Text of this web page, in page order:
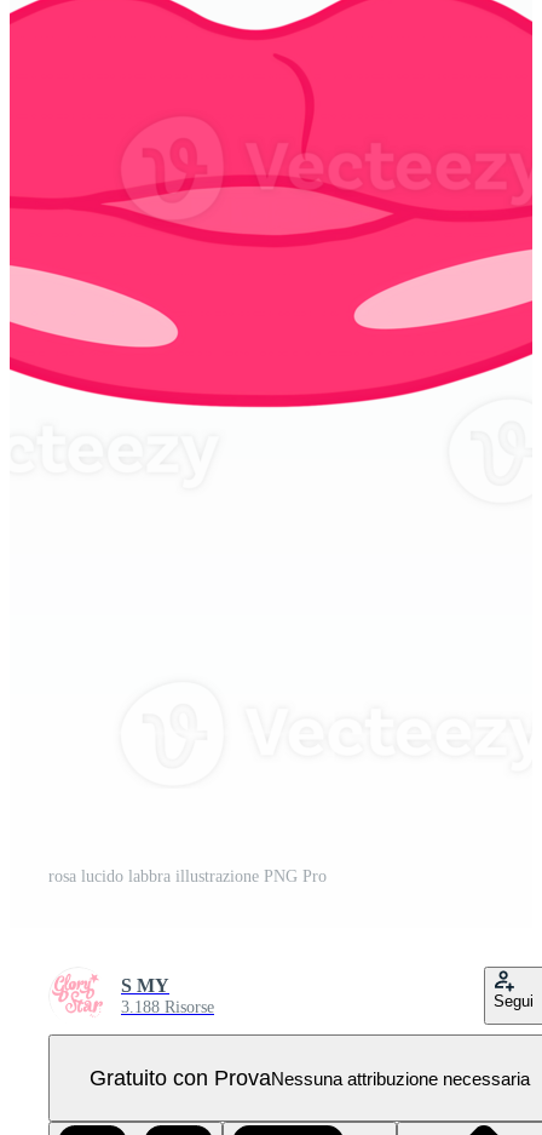
rosa lucido labbra illustrazione PNG Pro
S MY
3.188 Risorse Segui
Gratuito con ProvaNessuna attribuzione necessaria